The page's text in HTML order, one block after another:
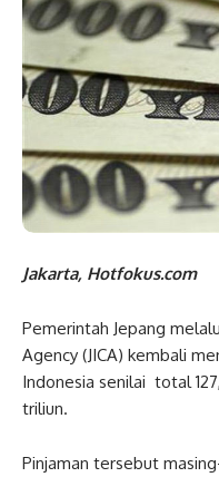
Jakarta, Hotfokus.com
Pemerintah Jepang
Agency (JICA) kembali
Indonesia senilai total
triliun.
Pinjaman tersebut